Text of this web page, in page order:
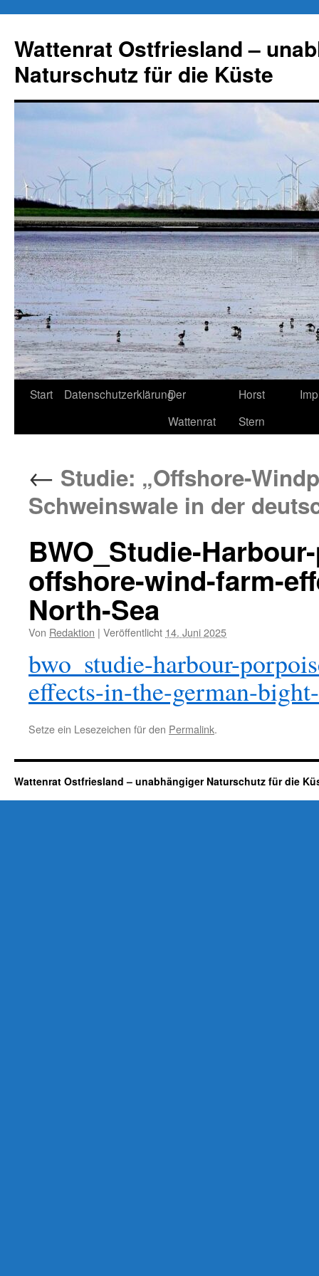
springen
Wattenrat Ostfriesland –
Naturschutz für die Küste
Start DatenschutzerklärungDer
Wattenrat
Horst
Stern
← Studie: „Offshore-
Schweinswale in der
BWO_Studie-
offshore-wind-farm-
North-Sea
Von Redaktion | Veröffentlicht 14. Juni 2025
bwo_studie-harbour-
effects-in-the-german-
Setze ein Lesezeichen für den Permalink.
Wattenrat Ostfriesland – unabhängiger Naturschutz für die